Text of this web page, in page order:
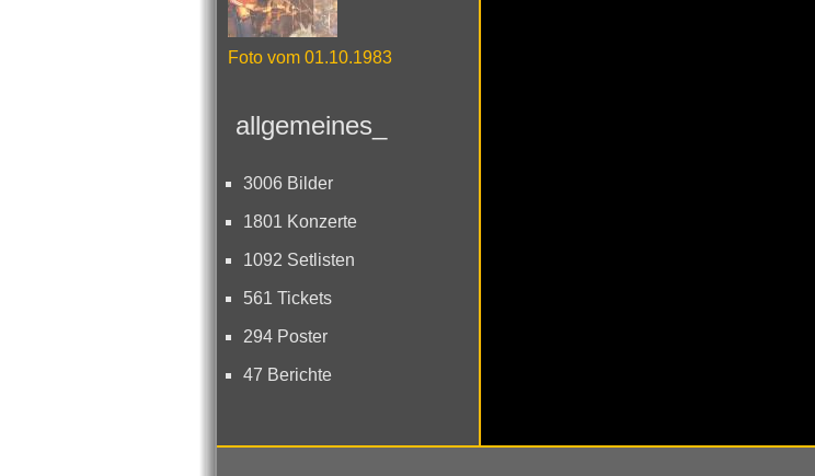
Foto vom 01.10.1983
allgemeines_
3006 Bilder
1801 Konzerte
1092 Setlisten
561 Tickets
294 Poster
47 Berichte